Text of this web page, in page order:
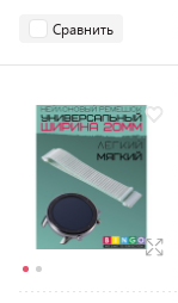
Сравнить